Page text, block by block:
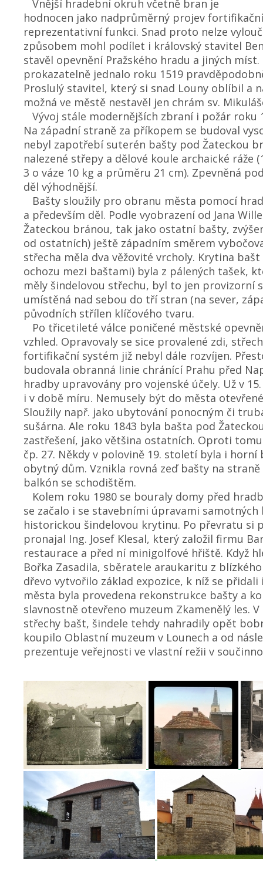
Vnější hradební okruh včetně bran je
hodnocen jako nadprůměrný projev
reprezentativní funkci. Snad proto nelze
způsobem mohl podílet i královský stavitel
stavěl opevnění Pražského hradu a jiných
prokazatelně jednalo roku 1519
Proslulý stavitel, který si snad Louny oblíbil a
možná ve městě nestavěl jen chrám sv.
Vývoj stále modernějších zbraní i požár roku
Na západní straně za příkopem se budoval
nebyl zapotřebí suterén bašty pod Žateckou
nalezené střepy a dělové koule archaické ráže
3 o váze 10 kg a průměru 21 cm). Zpevněná
děl výhodnější.
Bašty sloužily pro obranu města pomocí
a především děl. Podle vyobrazení od Jana
Žateckou bránou, tak jako ostatní bašty,
od ostatních) ještě západním směrem
střecha měla dva věžovité vrcholy. Krytina
ochozu mezi baštami) byla z pálených tašek,
měly šindelovou střechu, byl to jen provizorní
umístěná nad sebou do tří stran (na sever,
původních střílen klíčového tvaru.
Po třicetileté válce poničené městské
vzhled. Opravovaly se sice provalené zdi,
fortifikační systém již nebyl dále rozvíjen.
budovala obranná linie chránící Prahu před
hradby upravovány pro vojenské účely. Už v
i v době míru. Nemusely být do města
Sloužily např. jako ubytování ponocným či
sušárna. Ale roku 1843 byla bašta pod
zastřešení, jako většina ostatních. Oproti
čp. 27. Někdy v polovině 19. století byla i
obytný dům. Vznikla rovná zeď bašty na
balkón se schodištěm.
Kolem roku 1980 se bouraly domy před
se začalo i se stavebními úpravami
historickou šindelovou krytinu. Po převratu si
pronajal Ing. Josef Klesal, který založil firmu
restaurace a před ní minigolfové hřiště. Když
Bořka Zasadila, sběratele araukaritu z
dřevo vytvořilo základ expozice, k níž se přidali
města byla provedena rekonstrukce bašty a
slavnostně otevřeno muzeum Zkamenělý les.
střechy bašt, šindele tehdy nahradily opět
koupilo Oblastní muzeum v Lounech a od
prezentuje veřejnosti ve vlastní režii v